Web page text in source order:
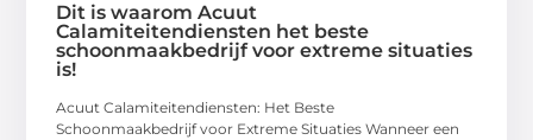
Dit is waarom Acuut
Calamiteitendiensten het beste
schoonmaakbedrijf voor extreme situaties
is!
Acuut Calamiteitendiensten: Het Beste
Schoonmaakbedrijf voor Extreme Situaties Wanneer een